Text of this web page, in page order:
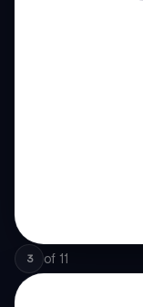
3 of 11